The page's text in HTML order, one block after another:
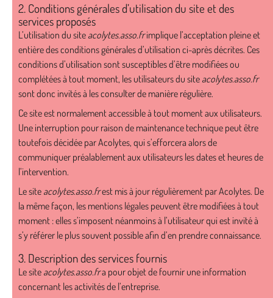
2. Conditions générales d’utilisation du site et des
services proposés
L’utilisation du site acolytes.asso.frimplique l’acceptation pleine et
entière des conditions générales d’utilisation ci-après décrites. Ces
conditions d’utilisation sont susceptibles d’être modifiées ou
complétées à tout moment, les utilisateurs du site acolytes.asso.fr
sont donc invités à les consulter de manière régulière.
Ce site est normalement accessible à tout moment aux utilisateurs.
Une interruption pour raison de maintenance technique peut être
toutefois décidée par Acolytes, qui s’efforcera alors de
communiquer préalablement aux utilisateurs les dates et heures de
l’intervention.
Le site acolytes.asso.frest mis à jour régulièrement par Acolytes. De
la même façon, les mentions légales peuvent être modifiées à tout
moment : elles s’imposent néanmoins à l’utilisateur qui est invité à
s’y référer le plus souvent possible afin d’en prendre connaissance.
3. Description des services fournis
Le site acolytes.asso.fra pour objet de fournir une information
concernant les activités de l’entreprise.